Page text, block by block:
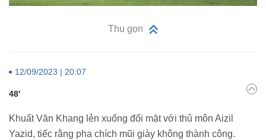
Thu gọn
12/09/2023 | 20:07
48'
Khuất Văn Khang lẻn xuống đối mặt với thủ môn Aizil
Yazid, tiếc rằng pha chích mũi giày không thành công.